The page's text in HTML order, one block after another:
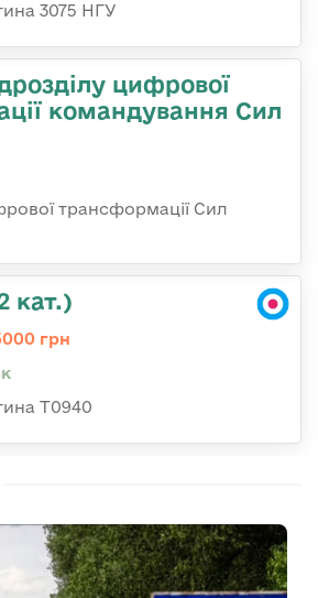
3075 НГУ
цифрової
командування Сил
трансформації Сил
кат.)
грн
Т0940